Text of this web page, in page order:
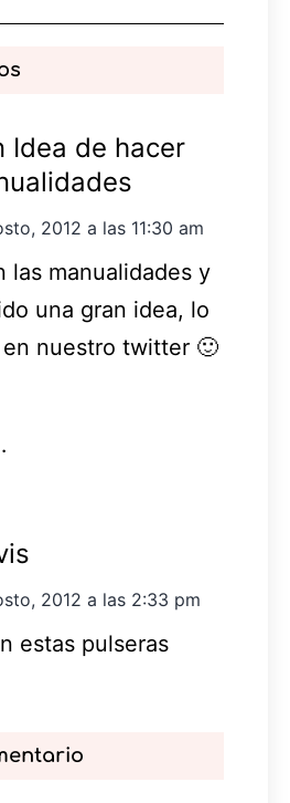
Idea de hacer
2012 a las 11:30 am
las manualidades y
una gran idea, lo
nuestro twitter 🙂
2012 a las 2:33 pm
estas pulseras